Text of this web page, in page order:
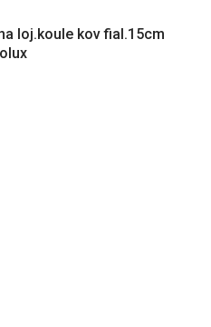
loj.koule kov fial.15cm